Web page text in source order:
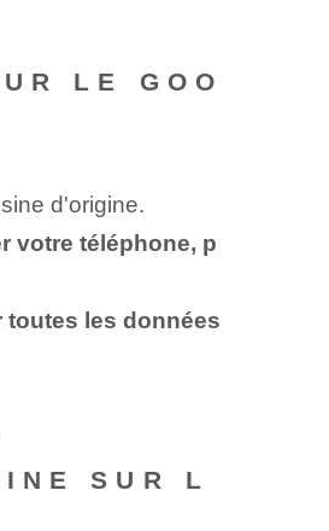
LE GOO
d'origine.
votre téléphone, p
les données
SUR L